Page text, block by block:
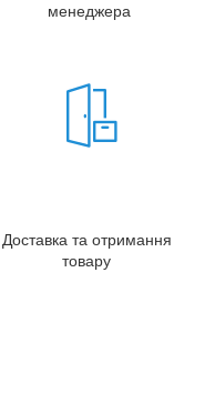
менеджера
Доставка та отримання
товару